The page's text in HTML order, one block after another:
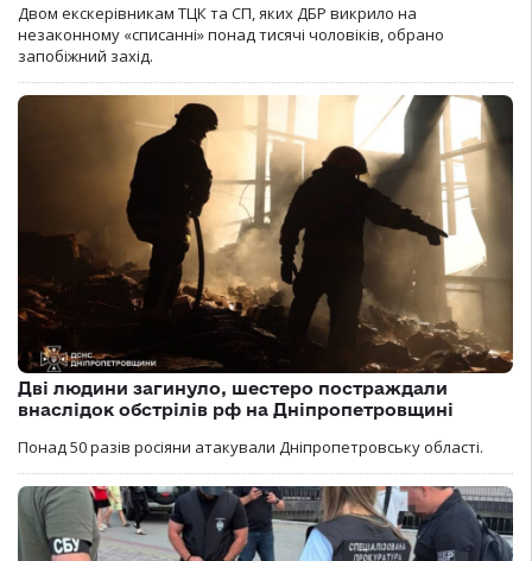
Двом екскерівникам ТЦК та СП, яких ДБР викрило на
незаконному «списанні» понад тисячі чоловіків, обрано
запобіжний захід.
Дві людини загинуло, шестеро постраждали
внаслідок обстрілів рф на Дніпропетровщині
Понад 50 разів росіяни атакували Дніпропетровську області.